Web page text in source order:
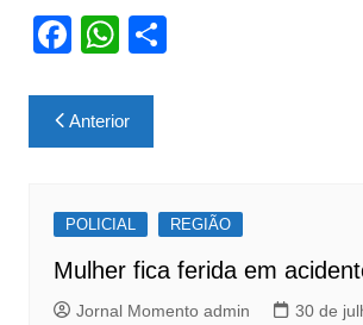
F
c
e
o
o
k
W
at
s
p
p
S
Navegação
de
Anterior
POLICIAL REGIÃO
Mulher fica ferida em
Jornal Momento admin 30 de